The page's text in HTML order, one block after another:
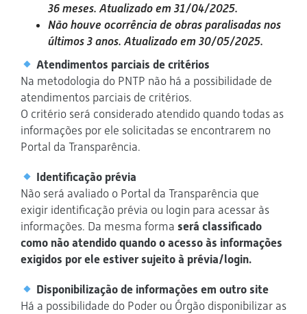
36 meses. Atualizado em 31/04/2025.
Não houve ocorrência de obras paralisadas nos
últimos 3 anos. Atualizado em 30/05/2025.
Atendimentos parciais de critérios
Na metodologia do PNTP não há a possibilidade de
atendimentos parciais de critérios.
O critério será considerado atendido quando todas as
informações por ele solicitadas se encontrarem no
Portal da Transparência.
Identificação prévia
Não será avaliado o Portal da Transparência que
exigir identificação prévia ou login para acessar às
informações. Da mesma forma será classificado
como não atendido quando o acesso às informações
exigidos por ele estiver sujeito à prévia/login.
Disponibilização de informações em outro site
Há a possibilidade do Poder ou Órgão disponibilizar as